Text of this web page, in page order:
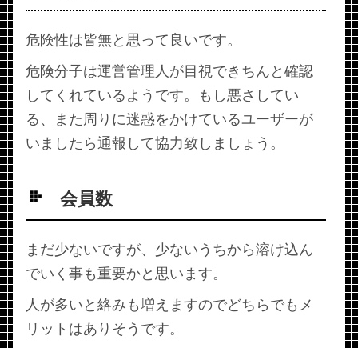
危険性は皆無と思って良いです。
危険分子は運営管理人が目視できちんと確認
してくれているようです。もし悪さしてい
る、また周りに迷惑をかけているユーザーが
いましたら通報して協力致しましょう。
会員数
まだ少ないですが、少ないうちから溶け込ん
でいく事も重要かと思います。
人が多いと絡みも増えますのでどちらでもメ
リットはありそうです。